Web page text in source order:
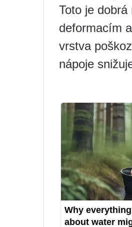
Toto je
deformacím
vrstva
nápoje